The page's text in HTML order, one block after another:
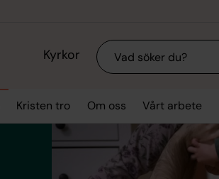
Kyrkor Sök
Kristen tro Om oss Vårt arbete